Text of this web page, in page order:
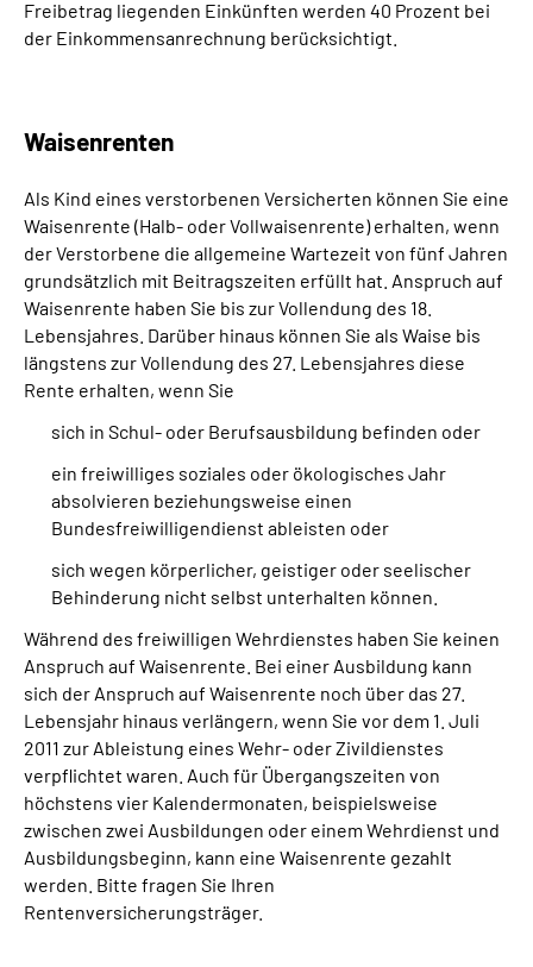
Freibetrag liegenden Einkünften werden 40 Prozent bei
der Einkommensanrechnung berücksichtigt.
Waisenrenten
Als Kind eines verstorbenen Versicherten können Sie eine
Waisenrente (Halb- oder Vollwaisenrente) erhalten, wenn
der Verstorbene die allgemeine Wartezeit von fünf Jahren
grundsätzlich mit Beitragszeiten erfüllt hat. Anspruch auf
Waisenrente haben Sie bis zur Vollendung des 18.
Lebensjahres. Darüber hinaus können Sie als Waise bis
längstens zur Vollendung des 27. Lebensjahres diese
Rente erhalten, wenn Sie
sich in Schul- oder Berufsausbildung befinden oder
ein freiwilliges soziales oder ökologisches Jahr
absolvieren beziehungsweise einen
Bundesfreiwilligendienst ableisten oder
sich wegen körperlicher, geistiger oder seelischer
Behinderung nicht selbst unterhalten können.
Während des freiwilligen Wehrdienstes haben Sie keinen
Anspruch auf Waisenrente. Bei einer Ausbildung kann
sich der Anspruch auf Waisenrente noch über das 27.
Lebensjahr hinaus verlängern, wenn Sie vor dem 1. Juli
2011 zur Ableistung eines Wehr- oder Zivildienstes
verpflichtet waren. Auch für Übergangszeiten von
höchstens vier Kalendermonaten, beispielsweise
zwischen zwei Ausbildungen oder einem Wehrdienst und
Ausbildungsbeginn, kann eine Waisenrente gezahlt
werden. Bitte fragen Sie Ihren
Rentenversicherungsträger.